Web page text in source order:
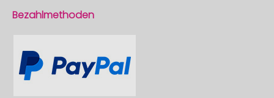
Bezahlmethoden